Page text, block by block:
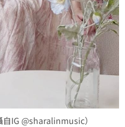
IG @sharalinmusic）